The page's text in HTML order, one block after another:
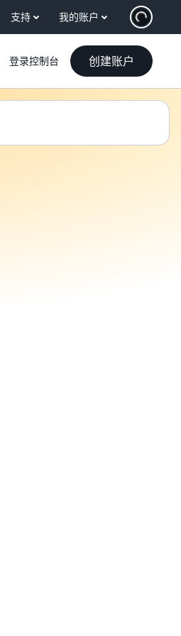
支持 我的账户
登录控制台 创建账户